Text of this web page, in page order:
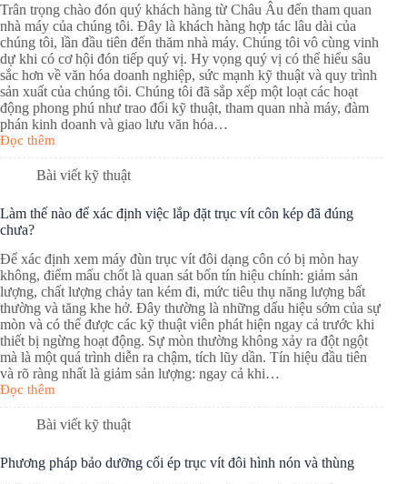
Trân trọng chào đón quý khách hàng từ Châu Âu đến tham quan
nhà máy của chúng tôi. Đây là khách hàng hợp tác lâu dài của
chúng tôi, lần đầu tiên đến thăm nhà máy. Chúng tôi vô cùng vinh
dự khi có cơ hội đón tiếp quý vị. Hy vọng quý vị có thể hiểu sâu
sắc hơn về văn hóa doanh nghiệp, sức mạnh kỹ thuật và quy trình
sản xuất của chúng tôi. Chúng tôi đã sắp xếp một loạt các hoạt
động phong phú như trao đổi kỹ thuật, tham quan nhà máy, đàm
phán kinh doanh và giao lưu văn hóa…
Đọc thêm
Bài viết kỹ thuật
Làm thế nào để xác định việc lắp đặt trục vít côn kép đã đúng
chưa?
Để xác định xem máy đùn trục vít đôi dạng côn có bị mòn hay
không, điểm mấu chốt là quan sát bốn tín hiệu chính: giảm sản
lượng, chất lượng chảy tan kém đi, mức tiêu thụ năng lượng bất
thường và tăng khe hở. Đây thường là những dấu hiệu sớm của sự
mòn và có thể được các kỹ thuật viên phát hiện ngay cả trước khi
thiết bị ngừng hoạt động. Sự mòn thường không xảy ra đột ngột
mà là một quá trình diễn ra chậm, tích lũy dần. Tín hiệu đầu tiên
và rõ ràng nhất là giảm sản lượng: ngay cả khi…
Đọc thêm
Bài viết kỹ thuật
Phương pháp bảo dưỡng cối ép trục vít đôi hình nón và thùng